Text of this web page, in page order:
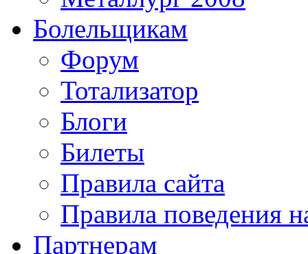
Болельщикам
Форум
Тотализатор
Блоги
Билеты
Правила сайта
Правила поведения
Партнерам